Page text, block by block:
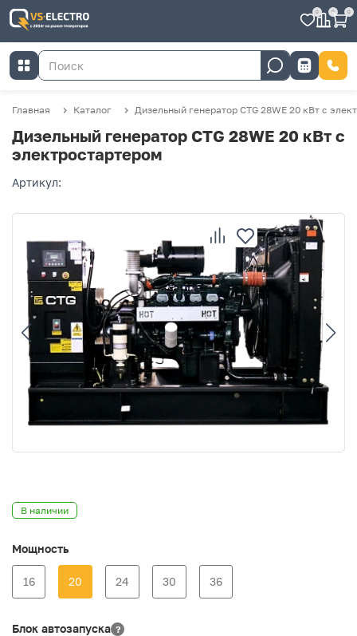
0 0 0
Главная Каталог Дизельный генератор CTG 28WE 20 кВт с
Дизельный генератор CTG 28WE 20 кВт с
электростартером
Артикул:
В наличии
Мощность
16 20 24 30 36
Блок автозапуска ?